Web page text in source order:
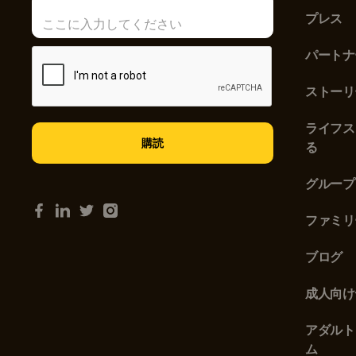
プレス
パート
ストー
ライフ
る
グルー
ファミ
ブログ
成人向
アダル
ム